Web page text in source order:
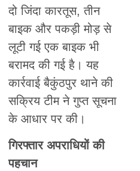
दो जिंदा कारतूस, तीन
बाइक और पकड़ी मोड़ से
लूटी गई एक बाइक भी
बरामद की गई है। यह
कार्रवाई बैकुंठपुर थाने की
सक्रिय टीम ने गुप्त सूचना
के आधार पर की।
गिरफ्तार अपराधियों की
पहचान